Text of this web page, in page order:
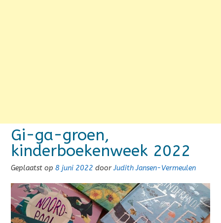
Gi-ga-groen,
kinderboekenweek 2022
Geplaatst op 8 juni 2022 doorJudith Jansen-Vermeulen